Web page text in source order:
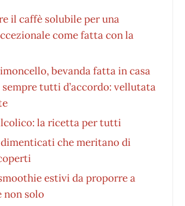
il caffè solubile per una
come fatta con la
bevanda fatta in casa
tutti d’accordo: vellutata
la ricetta per tutti
che meritano di
estivi da proporre a
non solo